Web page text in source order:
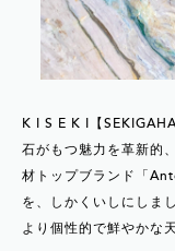
K I S E K I【
石がもつ魅力を革新的
材トップブランド「
を、しかくいしにしまし
より個性的で鮮やかな